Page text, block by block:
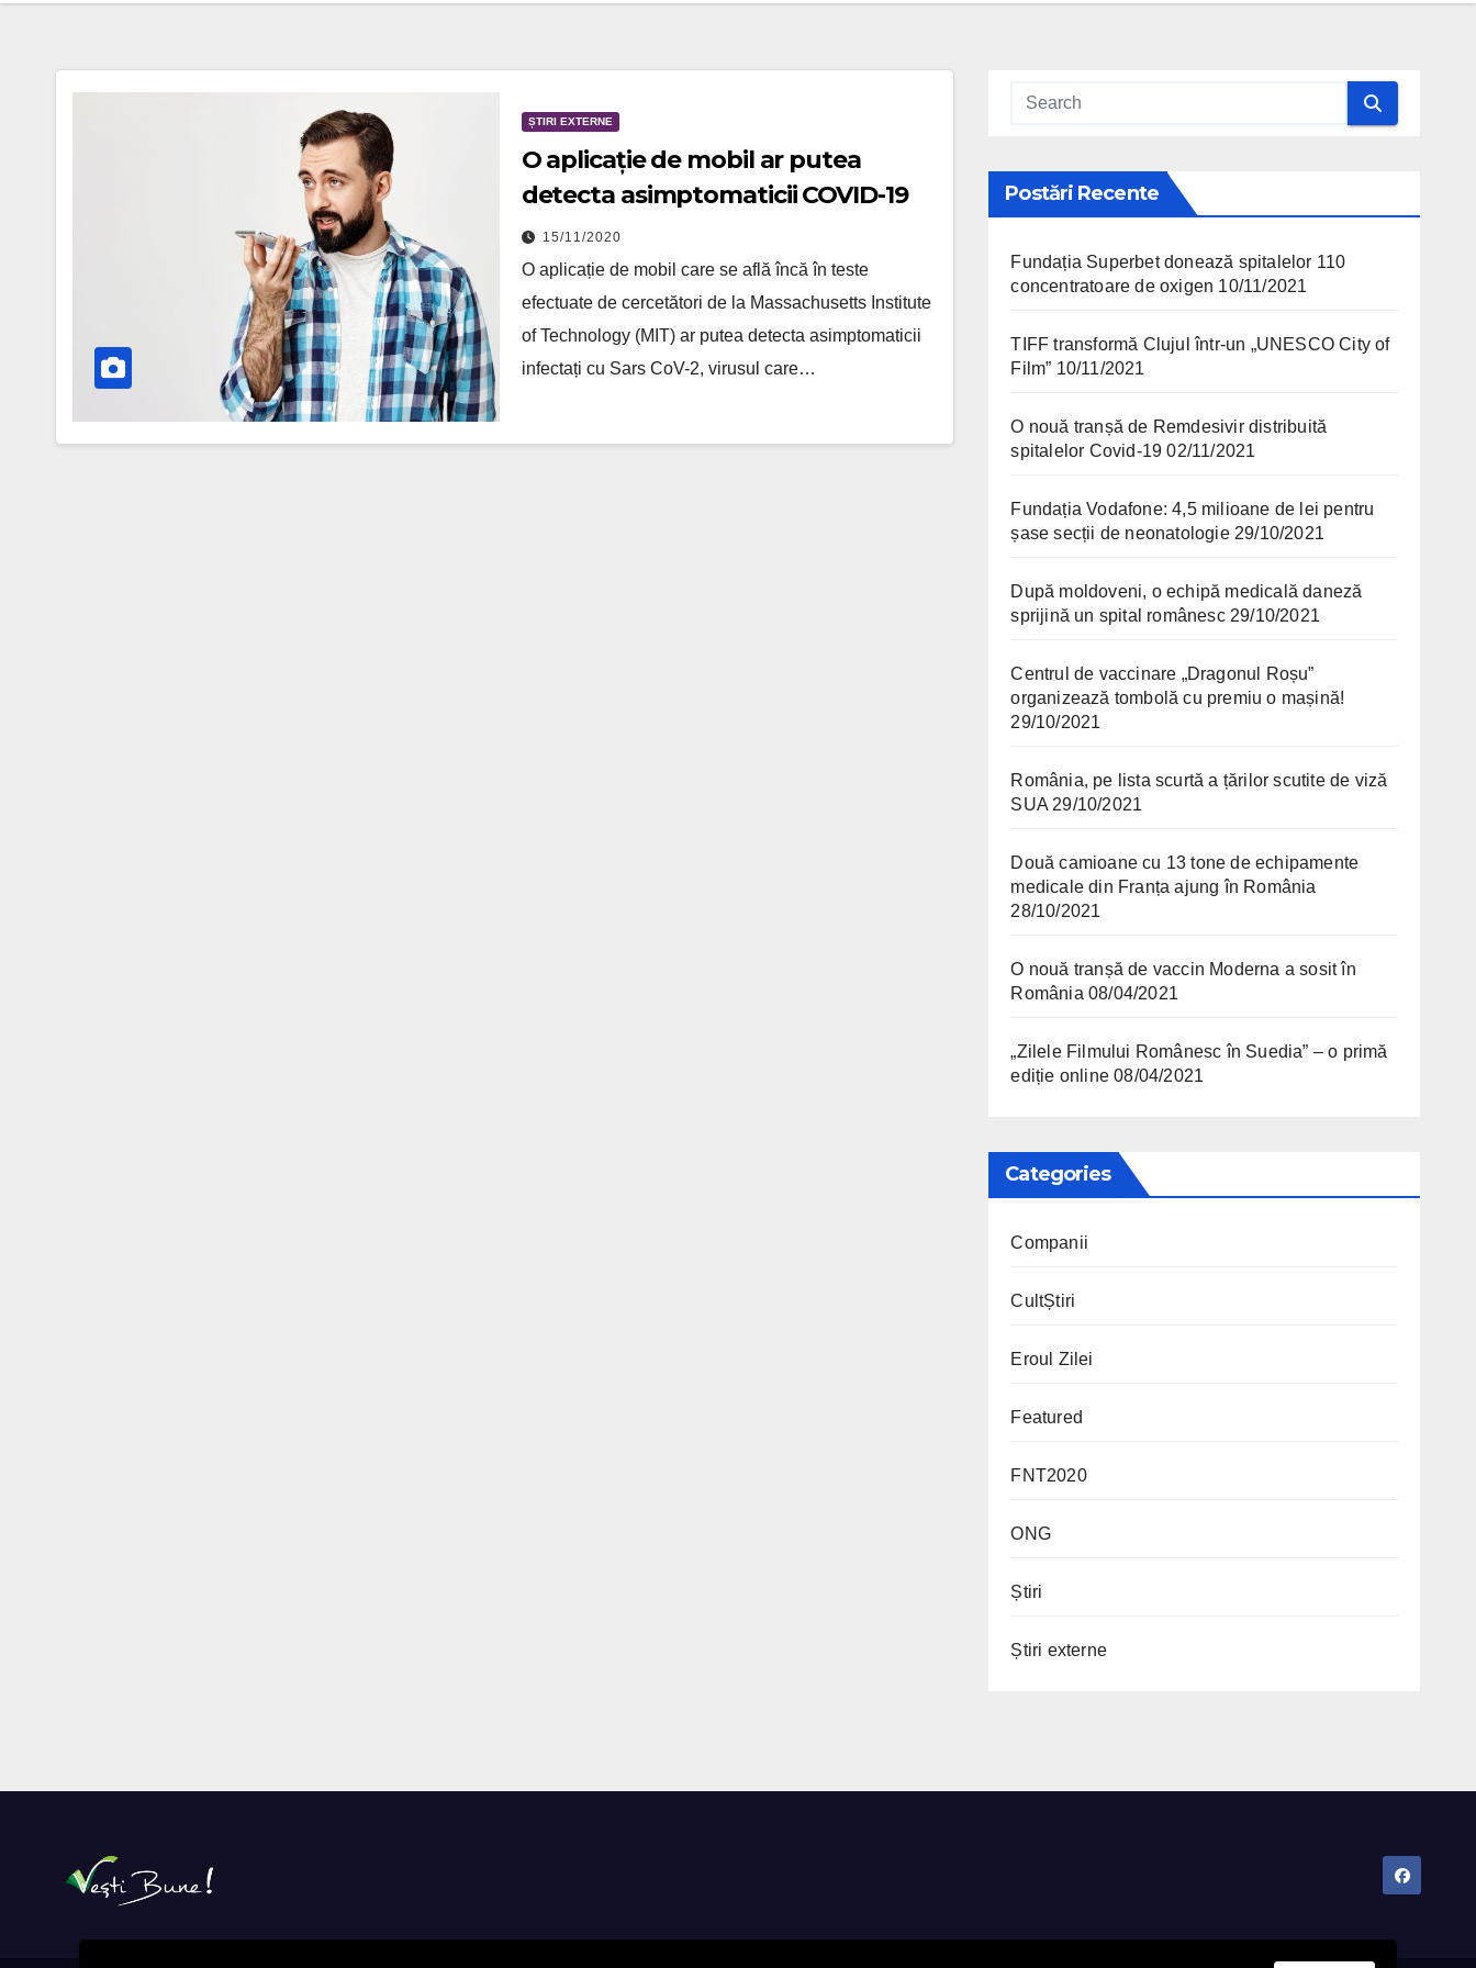
ȘTIRI EXTERNE
O aplicație de mobil ar putea
detecta asimptomaticii COVID-19
15/11/2020
O aplicație de mobil care se află încă în teste
efectuate de cercetători de la Massachusetts Institute
of Technology (MIT) ar putea detecta asimptomaticii
infectați cu Sars CoV-2, virusul care…
Postări Recente
Fundația Superbet donează spitalelor 110
concentratoare de oxigen 10/11/2021
TIFF transformă Clujul într-un „UNESCO City of
Film” 10/11/2021
O nouă tranșă de Remdesivir distribuită
spitalelor Covid-19 02/11/2021
Fundația Vodafone: 4,5 milioane de lei pentru
șase secții de neonatologie 29/10/2021
După moldoveni, o echipă medicală daneză
sprijină un spital românesc 29/10/2021
Centrul de vaccinare „Dragonul Roșu”
organizează tombolă cu premiu o mașină!
29/10/2021
România, pe lista scurtă a țărilor scutite de viză
SUA 29/10/2021
Două camioane cu 13 tone de echipamente
medicale din Franța ajung în România
28/10/2021
O nouă tranșă de vaccin Moderna a sosit în
România 08/04/2021
„Zilele Filmului Românesc în Suedia” – o primă
ediție online 08/04/2021
Categories
Companii
CultȘtiri
Eroul Zilei
Featured
FNT2020
ONG
Știri
Știri externe